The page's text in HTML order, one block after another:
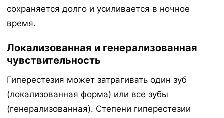
сохраняется долго и усиливается в ночное
время.
Локализованная и генерализованная
чувствительность
Гиперестезия может затрагивать один зуб
(локализованная форма) или все зубы
(генерализованная). Степени гиперестезии